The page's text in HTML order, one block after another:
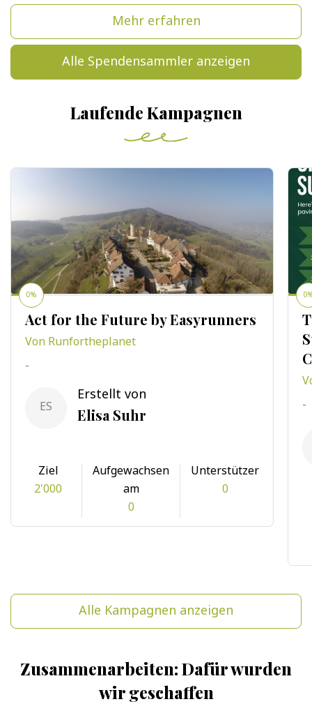
Mehr erfahren
Alle Spendensammler anzeigen
Laufende Kampagnen
0%
Act for the Future by Easyrunners
Von Runfortheplanet
-
ES
Erstellt von
Elisa Suhr
Ziel
2'000
Aufgewachsen
am
0
Unterstützer
0
-
Alle Kampagnen anzeigen
Zusammenarbeiten: Dafür wurden
wir geschaffen